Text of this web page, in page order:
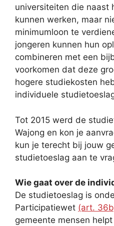
universiteiten die naast
kunnen werken, maar
minimumloon te
jongeren kunnen hun
combineren met een
voorkomen dat deze
hogere studiekosten
individuele
Tot 2015 werd de
Wajong en kon je
kun je terecht bij jouw
studietoeslag aan te
Wie gaat over de
De studietoeslag is
Participatiewet (art.
gemeente mensen